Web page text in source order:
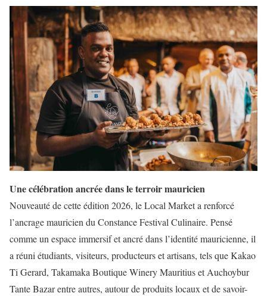
Une célébration ancrée dans le terroir mauricien
Nouveauté de cette édition 2026, le Local Market a renforcé
l’ancrage mauricien du Constance Festival Culinaire. Pensé
comme un espace immersif et ancré dans l’identité mauricienne, il
a réuni étudiants, visiteurs, producteurs et artisans, tels que Kakao
Ti Gerard, Takamaka Boutique Winery Mauritius et Auchoybur
Tante Bazar entre autres, autour de produits locaux et de savoir-